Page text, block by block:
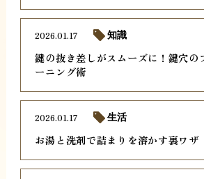
鍵の抜き差しがスムーズに！鍵穴の
ーニング術
2026.01.17 知識
お湯と洗剤で詰まりを溶かす裏ワザ
2026.01.17 生活